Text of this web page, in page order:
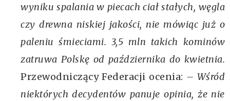
wyniku spalania w piecach ciał stałych, węgla
czy drewna niskiej jakości, nie mówiąc już o
paleniu śmieciami. 3,5 mln takich kominów
zatruwa Polskę od października do kwietnia.
Przewodniczący Federacji ocenia: – Wśród
niektórych decydentów panuje opinia, że nie